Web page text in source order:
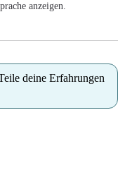
anzeigen.
deine Erfahrungen